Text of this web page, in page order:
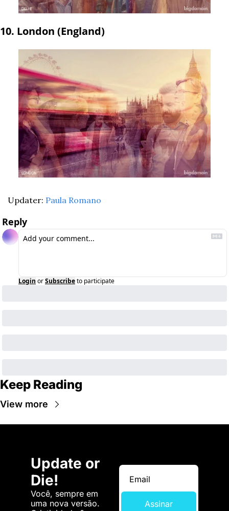
10. London (England)
Updater: Paula Romano
Reply
Login orSubscribeto participate
Keep Reading
View more
Update or
Die!
Você, sempre em
uma nova versão.
Assinar